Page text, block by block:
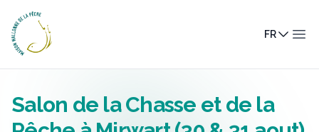
Maison Wallonne de la Pêche
FR
Salon de la Chasse et de la